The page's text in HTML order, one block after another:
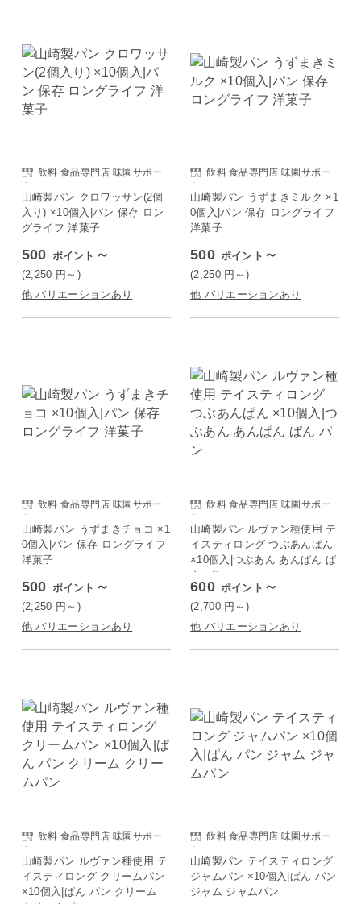
飲料 食品専門店 味園サポー
ト
山崎製パン クロワッサン(2個
入り) ×10個入|パン 保存 ロン
グライフ 洋菓子
500 ポイント ～
(2,250 円 ～)
他 バリエーションあり
飲料 食品専門店 味園サポー
ト
山崎製パン うずまきミルク ×1
0個入|パン 保存 ロングライフ
洋菓子
500 ポイント ～
(2,250 円 ～)
他 バリエーションあり
飲料 食品専門店 味園サポー
ト
山崎製パン うずまきチョコ ×1
0個入|パン 保存 ロングライフ
洋菓子
500 ポイント ～
(2,250 円 ～)
他 バリエーションあり
飲料 食品専門店 味園サポー
ト
山崎製パン ルヴァン種使用 テ
イスティロング つぶあんぱん
×10個入|つぶあん あんぱん ぱ
ん パン
600 ポイント ～
(2,700 円 ～)
他 バリエーションあり
飲料 食品専門店 味園サポー
ト
山崎製パン ルヴァン種使用 テ
イスティロング クリームパン
×10個入|ぱん パン クリーム
飲料 食品専門店 味園サポー
ト
山崎製パン テイスティロング
ジャムパン ×10個入|ぱん パン
ジャム ジャムパン